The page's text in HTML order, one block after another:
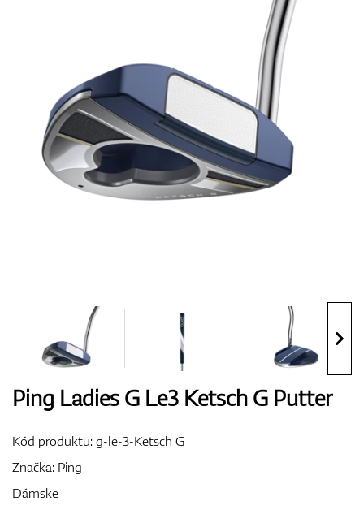
Topánky
Rukavice
Bagy
Ping Ladies G Le3 Ketsch G Putter
Kód produktu:g-le-3-Ketsch G
Značka: Ping
Dámske